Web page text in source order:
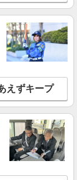
岩槻区・久喜市・
えずキープ